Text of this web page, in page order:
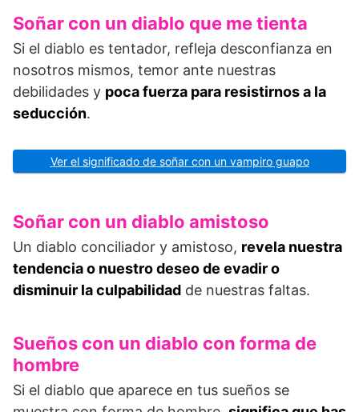
Soñar con un diablo que me tienta
Si el diablo es tentador, refleja desconfianza en
nosotros mismos, temor ante nuestras
debilidades y poca fuerza para resistirnos a la
seducción.
Ver el significado de soñar con un vampiro guapo
Soñar con un diablo amistoso
Un diablo conciliador y amistoso, revela nuestra
tendencia o nuestro deseo de evadir o
disminuir la culpabilidad de nuestras faltas.
Sueños con un diablo con forma de
hombre
Si el diablo que aparece en tus sueños se